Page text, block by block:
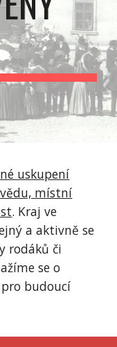
uskupení
místní
. Kraj ve
a aktivně se
rodáků či
se o
budoucí